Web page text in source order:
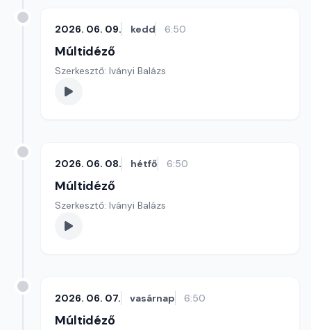
2026. 06. 09. kedd 6:50
Múltidéző
Szerkesztő: Iványi Balázs
2026. 06. 08. hétfő 6:50
Múltidéző
Szerkesztő: Iványi Balázs
2026. 06. 07. vasárnap 6:50
Múltidéző